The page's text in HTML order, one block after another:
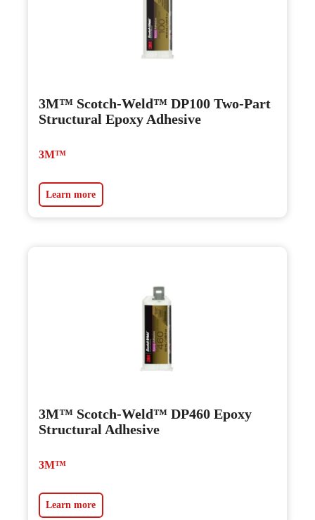
3M™ Scotch-Weld™ DP100 Two-Part
Structural Epoxy Adhesive
3M™
Learn more
3M™ Scotch-Weld™ DP460 Epoxy
Structural Adhesive
3M™
Learn more